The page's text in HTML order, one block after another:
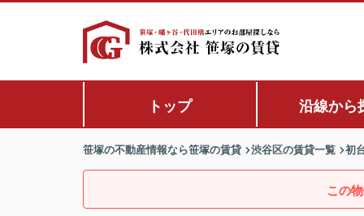
トップ 沿線から
笹塚の不動産情報なら笹塚の賃貸 渋谷区の賃貸一覧 初
この